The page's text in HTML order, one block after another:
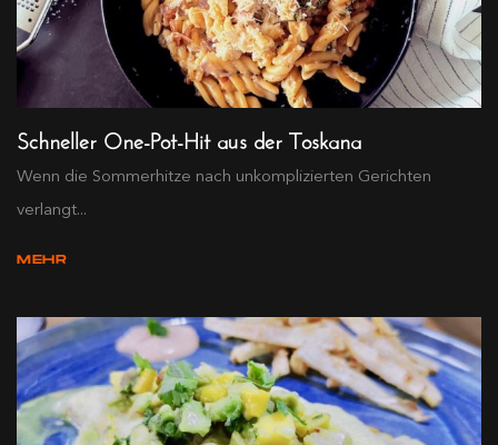
Schneller One-Pot-Hit aus der Toskana
Wenn die Sommerhitze nach unkomplizierten Gerichten
verlangt...
MEHR